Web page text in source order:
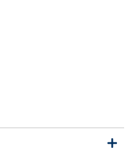
打
关